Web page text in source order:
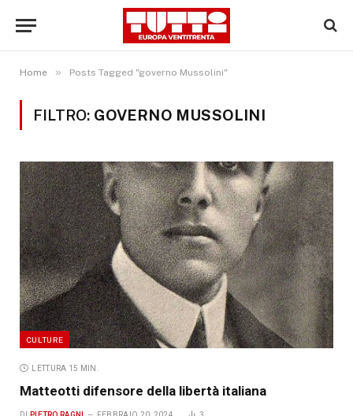
Home » Posts Tagged "governo Mussolini"
FILTRO: GOVERNO MUSSOLINI
CULTURE
LETTURA 15 MIN.
Matteotti difensore della libertà italiana